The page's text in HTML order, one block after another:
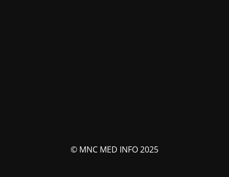
© MNC MED INFO 2025